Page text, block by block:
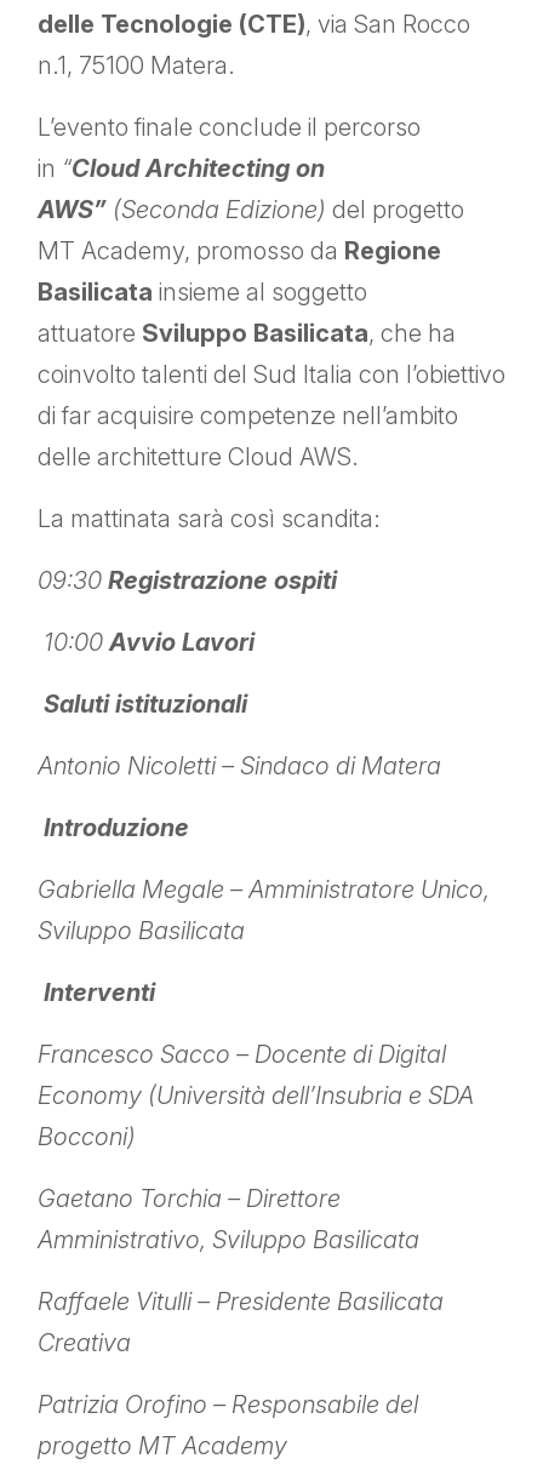
delle Tecnologie (CTE), via San Rocco
n.1, 75100 Matera.
L’evento finale conclude il percorso
in “Cloud Architecting on
AWS” (Seconda Edizione) del progetto
MT Academy, promosso da Regione
Basilicata insieme al soggetto
attuatore Sviluppo Basilicata, che ha
coinvolto talenti del Sud Italia con l’obiettivo
di far acquisire competenze nell’ambito
delle architetture Cloud AWS.
La mattinata sarà così scandita:
09:30 Registrazione ospiti
10:00Avvio Lavori
Saluti istituzionali
Antonio Nicoletti – Sindaco di Matera
Introduzione
Gabriella Megale – Amministratore Unico,
Sviluppo Basilicata
Interventi
Francesco Sacco – Docente di Digital
Economy (Università dell’Insubria e SDA
Bocconi)
Gaetano Torchia – Direttore
Amministrativo, Sviluppo Basilicata
Raffaele Vitulli – Presidente Basilicata
Creativa
Patrizia Orofino – Responsabile del
progetto MT Academy